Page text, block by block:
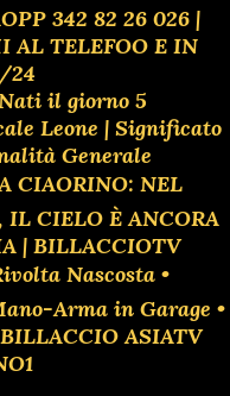
342 82 26 026 |
AL TELEFOO E IN
24
il giorno 5
Leone | Significato
Generale
NEL
IL CIELO È ANCORA
| BILLACCIOTV
Nascosta •
Arma in Garage •
ASIATV